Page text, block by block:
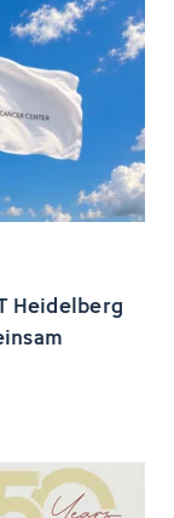
Heidelberg